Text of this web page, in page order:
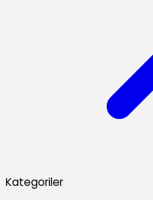
Kategoriler